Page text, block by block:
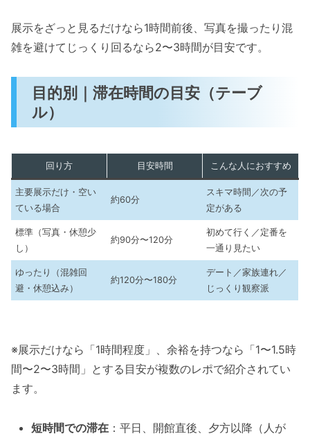
展示をざっと見るだけなら1時間前後、写真を撮ったり混
雑を避けてじっくり回るなら2〜3時間が目安です。
目的別｜滞在時間の目安（テーブ
ル）
回り方 目安時間 こんな人におすすめ
主要展示だけ・空い
ている場合
約60分
スキマ時間／次の予
定がある
標準（写真・休憩少
し）
約90分〜120分
初めて行く／定番を
一通り見たい
ゆったり（混雑回
避・休憩込み）
約120分〜180分
デート／家族連れ／
じっくり観察派
※展示だけなら「1時間程度」、余裕を持つなら「1〜1.5時
間〜2〜3時間」とする目安が複数のレポで紹介されてい
ます。
短時間での滞在 ：平日、開館直後、夕方以降（人が